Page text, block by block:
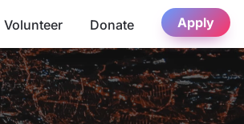
Volunteer Donate Apply